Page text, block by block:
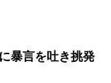
暴言を吐き挑発